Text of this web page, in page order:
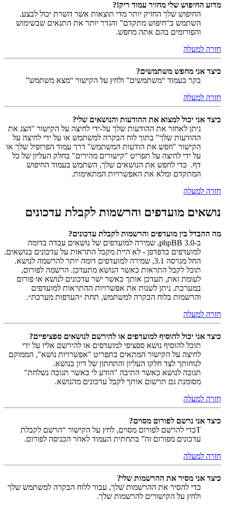
מדוע החיפוש שלי מחזיר עמוד ריק!?
החיפוש שלך החזיק יותר מדי תוצאות אשר השרת יכול לבצע.
השתמש ב“חיפוש מתקדם” והגדר יותר את התנאים שבשימוש
והפורומים בהם אתה מחפש.
חזרה למעלה
כיצד אני מחפש משתמשים?
בקר בעמוד “משתמשים” ולחץ על הקישור “מצא משתמש”
חזרה למעלה
כיצד אני יכול למצוא את ההודעות והנושאים שלי?
ניתן לאחזר את ההודעות שלך על-ידי לחיצה על הקישור "הצג את
ההודעות שלך" בתוך לוח הבקרה למשתמש או על ידי לחיצה על
הקישור "חפש את הודעות המשתמש" דרך עמוד הפרופיל שלך או
על ידי לחיצה על תפריט "קישורים מהירים" בחלק העליון של כל
דף. כדי לחפש את הנושאים שלך, השתמש בעמוד החיפוש
המתקדם ומלא את האפשרויות המתאימות.
חזרה למעלה
נושאים מועדפים והרשמות לקבלת עדכונים
מה ההבדל בין מועדפים והרשמות לקבלת עדכונים?
ב-phpBB 3.0, שמירה למועדפים של נושאים עבדה בדומה
למועדפים בדפדפן - לא היית מקבל התראות על עדכונים בנושאים.
החל מגרסה 3.1, שמירה למועדפים דומה יותר להרשמה לנושא.
תוכל לקבל התראות כאשר הנושא מתעדכן. הרשמה לפורום,
לעומת זאת, תעדכן אותך כאשר ישר עדכונים לנושא או פורום
במערכת. ניתן לשנות את אפשרויות ההתראות למועדפים
והרשמות בלוח הבקרה למשתמש, תחת ״העדפות מערכת״.
חזרה למעלה
כיצד אני יכול להוסיף למועדפים או להירשם לנושאים ספציפיים?
תוכל להוסיף נושא ספציפי למועדפים או להירשם אליו על ידי
לחיצה על הקישור המתאים בתפריט "אפשרויות נושא", הממוקם
לנוחותך לצד חלקו העליון והתחתון של דיון בנושא.
תגובה לנושא כאשר התיבה "הודע לי כאשר תגובה נשלחת"
מסומנת גם תרשום אותך לקבל עדכונים מהנושא.
חזרה למעלה
כיצד אני נרשם לפורום מסוים?
Tכדי להרשם לפורום מסוים, לחץ על הקישור “הרשם לקבלת
עדכונים מפורום זה” בתחתית העמוד לאחר הכניסה לפורום.
חזרה למעלה
כיצד אני מסיר את ההרשמות שלי?
כדי להסיר את ההרשמות שלך, עבור ללוח הבקרה למשתמש שלך
ולחץ על הקישורים להרשמות שלך.